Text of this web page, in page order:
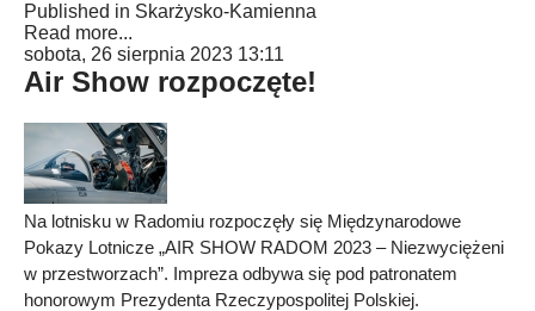
Published in Skarżysko-Kamienna
Read more...
sobota, 26 sierpnia 2023 13:11
Air Show rozpoczęte!
Na lotnisku w Radomiu rozpoczęły się Międzynarodowe
Pokazy Lotnicze „AIR SHOW RADOM 2023 – Niezwyciężeni
w przestworzach”. Impreza odbywa się pod patronatem
honorowym Prezydenta Rzeczypospolitej Polskiej.